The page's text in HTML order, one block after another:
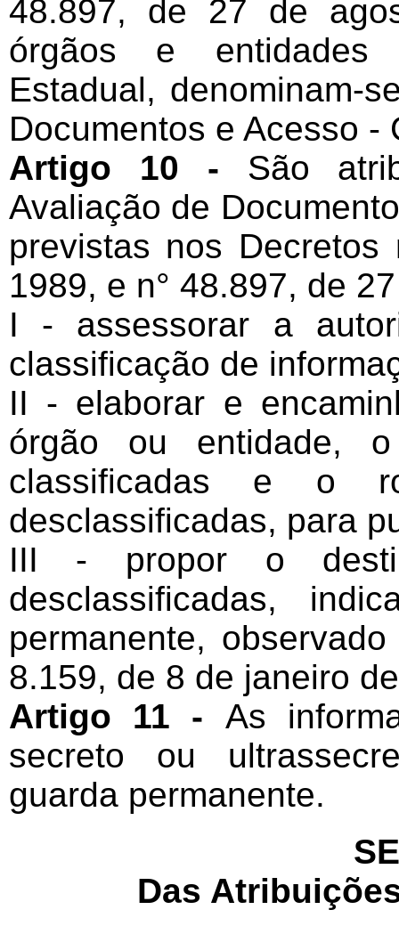
48.897, de 27 de
órgãos e entidades
Estadual, denominam-
Documentos e Acesso -
Artigo 10 - São
Avaliação de
previstas nos
1989, e n° 48.897, de
I - assessorar a
classificação de
II - elaborar e
órgão ou entidade,
classificadas e o
desclassificadas, para
III - propor o
desclassificadas,
permanente,
8.159, de 8 de janeiro
Artigo 11 - As
secreto ou
guarda permanente.
Das